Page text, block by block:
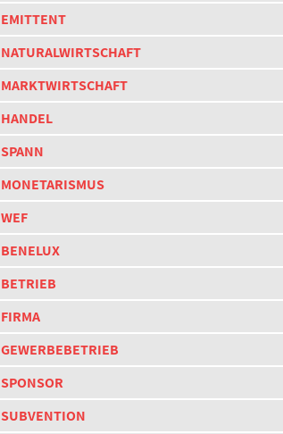
EMITTENT
NATURALWIRTSCHAFT
MARKTWIRTSCHAFT
HANDEL
SPANN
MONETARISMUS
WEF
BENELUX
BETRIEB
FIRMA
GEWERBEBETRIEB
SPONSOR
SUBVENTION